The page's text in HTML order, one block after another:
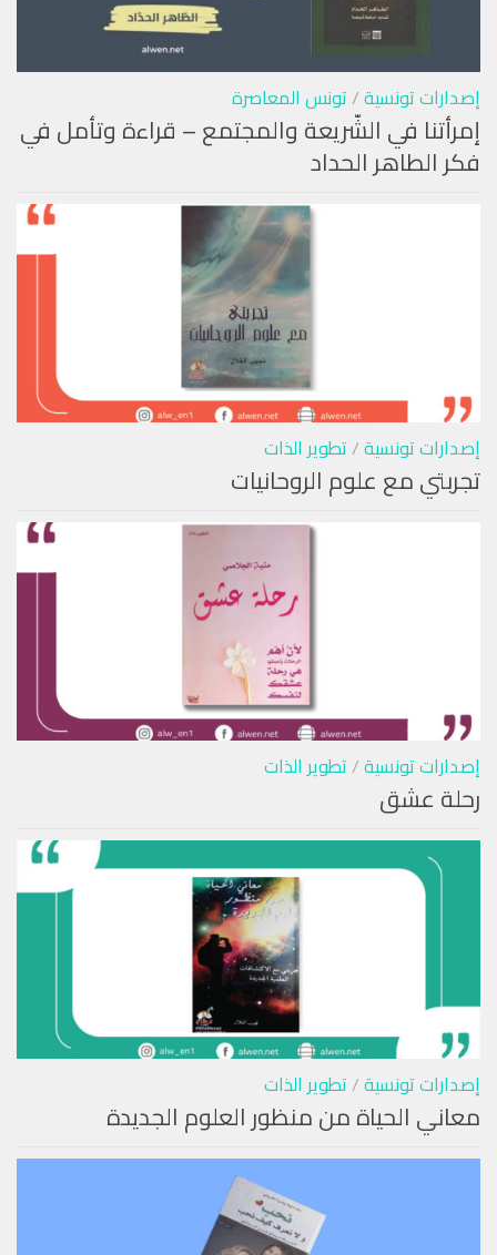
إصدارات تونسية/ تونس المعاصرة
إمرأتنا في الشّريعة والمجتمع – قراءة وتأمل في
فكر الطاهر الحداد
إصدارات تونسية/ تطوير الذات
تجربتي مع علوم الروحانيات
إصدارات تونسية/ تطوير الذات
رحلة عشق
إصدارات تونسية/ تطوير الذات
معاني الحياة من منظور العلوم الجديدة